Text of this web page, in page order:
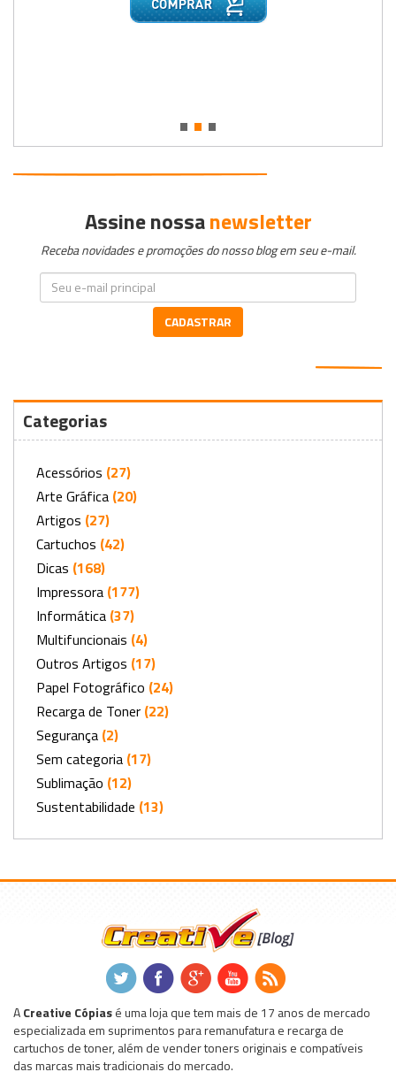
•••
Assine nossanewsletter
Receba novidades e promoções do nosso blog em seu e-mail.
CADASTRAR
Categorias
Acessórios (27)
Arte Gráfica (20)
Artigos (27)
Cartuchos (42)
Dicas (168)
Impressora (177)
Informática (37)
Multifuncionais (4)
Outros Artigos (17)
Papel Fotográfico (24)
Recarga de Toner (22)
Segurança (2)
Sem categoria (17)
Sublimação (12)
Sustentabilidade (13)
. . . . .
ACreative Cópiasé uma loja que tem mais de 17 anos de mercado
especializada em suprimentos para remanufatura e recarga de
cartuchos de toner, além de vender toners originais e compatíveis
das marcas mais tradicionais do mercado.